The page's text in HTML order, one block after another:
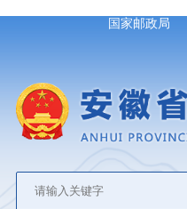
国家邮政局